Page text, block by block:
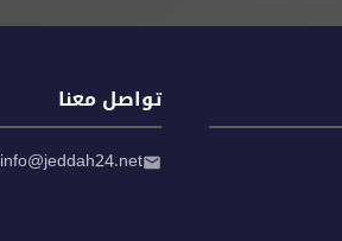
تواصل معنا
info@jeddah24.net